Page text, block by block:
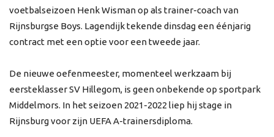
voetbalseizoen Henk Wisman op als trainer-coach van
Rijnsburgse Boys. Lagendijk tekende dinsdag een éénjarig
contract met een optie voor een tweede jaar.
De nieuwe oefenmeester, momenteel werkzaam bij
eersteklasser SV Hillegom, is geen onbekende op sportpark
Middelmors. In het seizoen 2021-2022 liep hij stage in
Rijnsburg voor zijn UEFA A-trainersdiploma.